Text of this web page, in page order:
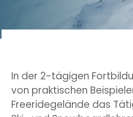
In der 2-tägigen
von praktischen
Freeridegelände das